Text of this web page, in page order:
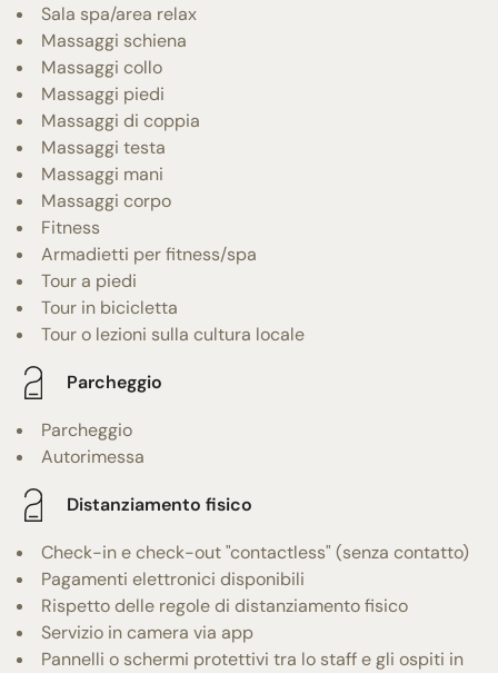
Sala spa/area relax
Massaggi schiena
Massaggi collo
Massaggi piedi
Massaggi di coppia
Massaggi testa
Massaggi mani
Massaggi corpo
Fitness
Armadietti per fitness/spa
Tour a piedi
Tour in bicicletta
Tour o lezioni sulla cultura locale
Parcheggio
Parcheggio
Autorimessa
Distanziamento fisico
Check-in e check-out "contactless" (senza contatto)
Pagamenti elettronici disponibili
Rispetto delle regole di distanziamento fisico
Servizio in camera via app
Pannelli o schermi protettivi tra lo staff e gli ospiti in